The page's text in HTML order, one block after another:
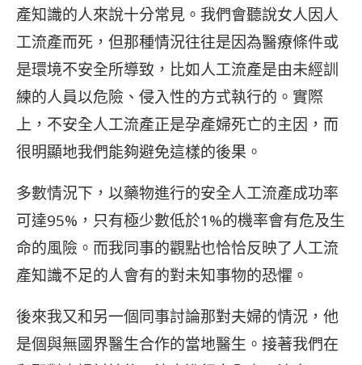
產知識的人來說十分常見。我們會聽說女人因人
工流產而死，但那種情況往往是因為醫療條件或
是環境不安全所導致，比如人工流產是由未經訓
練的人員以危險、侵入性的方式執行的。實際
上，不安全人工流產正是孕產婦死亡的主因，而
很明顯地我們能夠避免這樣的後果。
多數情況下，以藥物進行的安全人工流產成功率
可達95%，只有極少數低於1%的機率會有危及生
命的風險。而我同事的觀點也恰恰反映了人工流
產知識不足的人會有的對未知事物的恐懼。
後來我又和另一個同事討論那對夫婦的情況，他
是個與無國界醫生合作的當地醫生。接著我們在